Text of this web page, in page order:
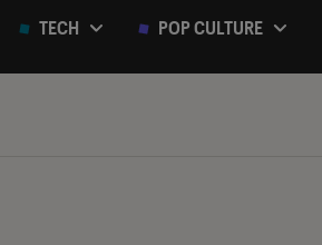
TECH POP CULTURE